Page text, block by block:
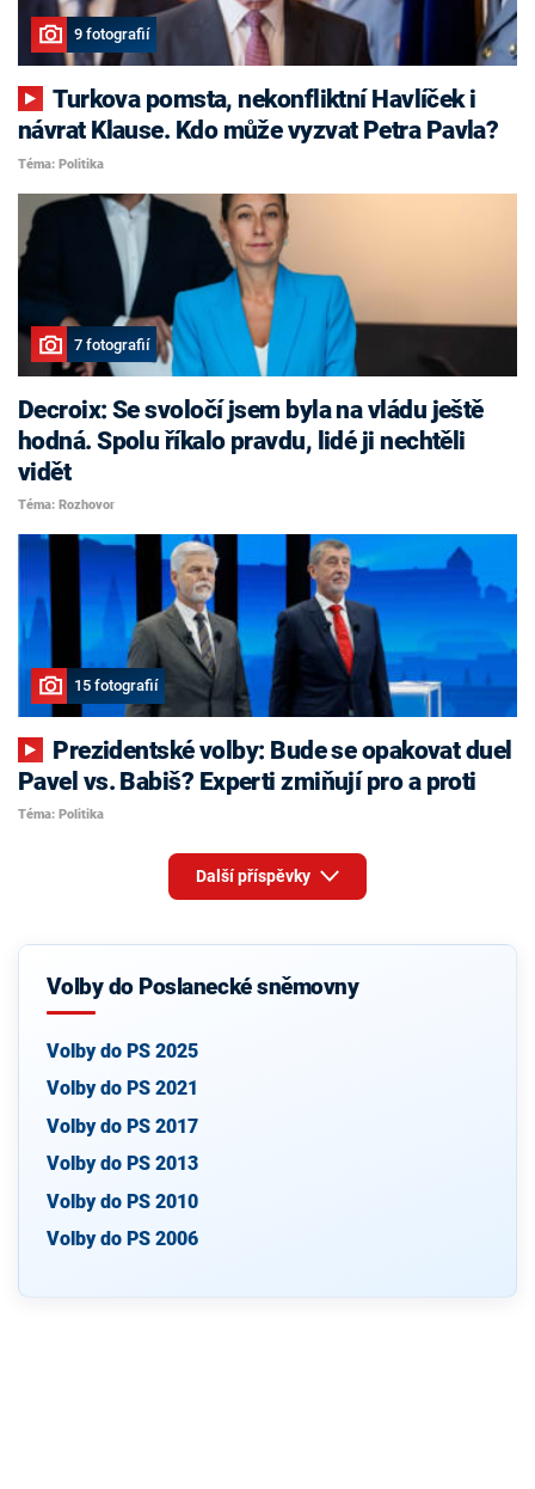
9 fotografií
Turkova pomsta, nekonfliktní Havlíček i
návrat Klause. Kdo může vyzvat Petra Pavla?
Téma: Politika
7 fotografií
Decroix: Se svoločí jsem byla na vládu ještě
hodná. Spolu říkalo pravdu, lidé ji nechtěli
vidět
Téma: Rozhovor
15 fotografií
Pavel vs. Babiš? Experti zmiňují pro a proti
Téma: Politika
Další příspěvky
Volby do Poslanecké sněmovny
Volby do PS 2025
Volby do PS 2021
Volby do PS 2017
Volby do PS 2013
Volby do PS 2010
Volby do PS 2006